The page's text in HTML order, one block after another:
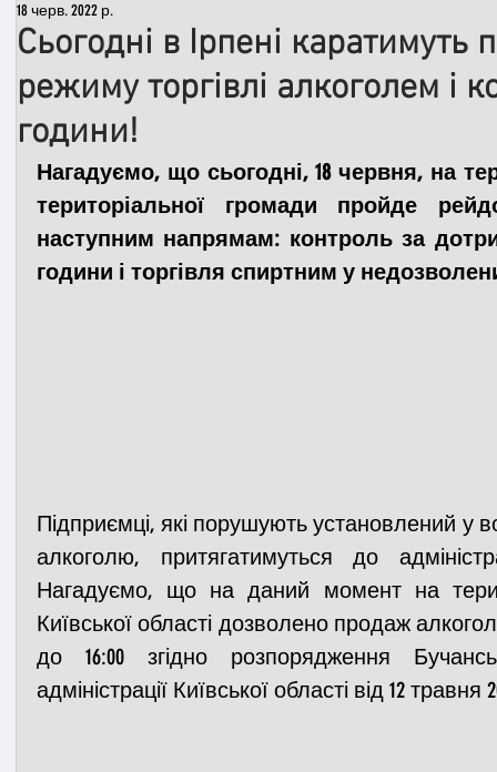
День народження
Спільні заходи
Медицина Новини ДТП
Адмінпротокол Свята Поліція
Громадське формування
Сьогодні в Ірпені каратимуть
режиму торгівлі алкоголем і
години!
18 черв. 2022 р.
Нагадуємо, що сьогодні, 18 червня, на
територіальної громади пройде
наступним напрямам: контроль за
години і торгівля спиртним у
Підприємці, які порушують установлений у
алкоголю, притягатимуться до
Нагадуємо, що на даний момент на
Київської області дозволено продаж
до 16:00 згідно розпорядження
адміністрації Київської області від 12 травня